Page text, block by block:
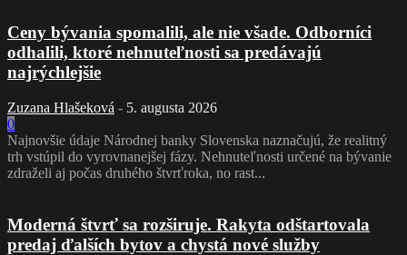
Ceny bývania spomalili, ale nie všade. Odborníci
odhalili, ktoré nehnuteľnosti sa predávajú
najrýchlejšie
Zuzana Hlašeková - 5. augusta 2026
0
Najnovšie údaje Národnej banky Slovenska naznačujú, že realitný
trh vstúpil do vyrovnanejšej fázy. Nehnuteľnosti určené na bývanie
zdraželi aj počas druhého štvrťroka, no rast...
Moderná štvrť sa rozširuje. Rakyta odštartovala
predaj ďalších bytov a chystá nové služby